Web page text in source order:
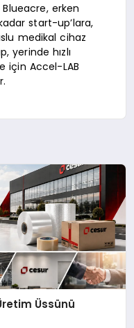
erken
start-up’lara,
medikal cihaz
yerinde hızlı
için Accel-LAB
Üssünü